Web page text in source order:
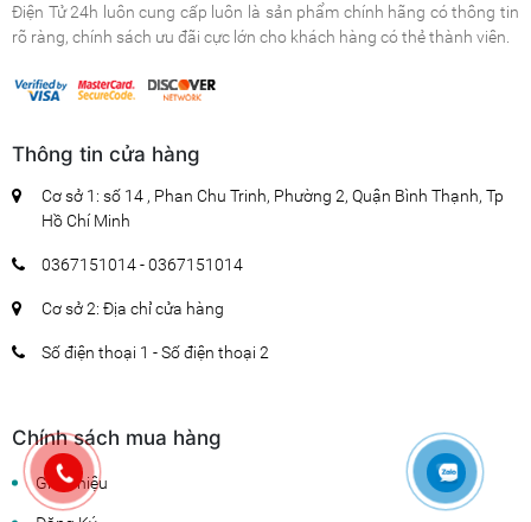
Điện Tử 24h luôn cung cấp luôn là sản phẩm chính hãng có thông tin
rõ ràng, chính sách ưu đãi cực lớn cho khách hàng có thẻ thành viên.
Thông tin cửa hàng
Cơ sở 1: số 14 , Phan Chu Trinh, Phường 2, Quận Bình Thạnh, Tp
Hồ Chí Minh
0367151014 - 0367151014
Cơ sở 2: Địa chỉ cửa hàng
Số điện thoại 1 - Số điện thoại 2
Chính sách mua hàng
Giới Thiệu